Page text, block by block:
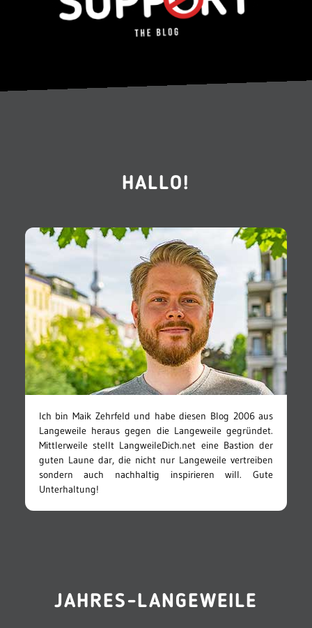
HALLO!
Ich bin Maik Zehrfeld und habe diesen Blog 2006 aus
Langeweile heraus gegen die Langeweile gegründet.
Mittlerweile stellt LangweileDich.net eine Bastion der
guten Laune dar, die nicht nur Langeweile vertreiben
sondern auch nachhaltig inspirieren will. Gute
Unterhaltung!
JAHRES-LANGEWEILE